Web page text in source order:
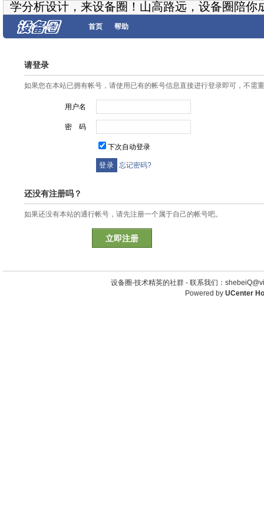
学分析设计，来设备圈！山高路远，设备圈陪你
首页 帮助
请登录
如果您在本站已拥有帐号，请使用已有的帐号信息直接进行登录即可，不需
用户名
密 码
下次自动登录
忘记密码?
还没有注册吗？
如果还没有本站的通行帐号，请先注册一个属于自己的帐号吧。
立即注册
设备圈-技术精英的社群 - 联系我们：
Powered by UCenter